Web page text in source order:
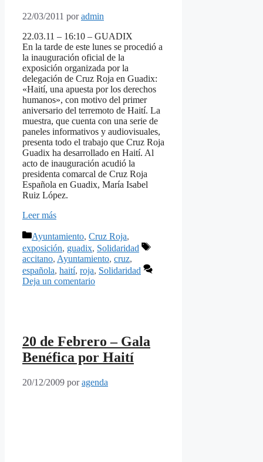
22/03/2011 poradmin
22.03.11 – 16:10 – GUADIX
En la tarde de este lunes se procedió a
la inauguración oficial de la
exposición organizada por la
delegación de Cruz Roja en Guadix:
«Haití, una apuesta por los derechos
humanos», con motivo del primer
aniversario del terremoto de Haití. La
muestra, que cuenta con una serie de
paneles informativos y audiovisuales,
presenta todo el trabajo que Cruz Roja
Guadix ha desarrollado en Haití. Al
acto de inauguración acudió la
presidenta comarcal de Cruz Roja
Española en Guadix, María Isabel
Ruiz López.
Leer más
Categorías
Ayuntamiento, Cruz Roja,
exposición, guadix, Solidaridad
Etiquetas
accitano, Ayuntamiento, cruz,
española, haití, roja, Solidaridad
Deja un comentario
20 de Febrero – Gala
Benéfica por Haití
20/12/2009 poragenda